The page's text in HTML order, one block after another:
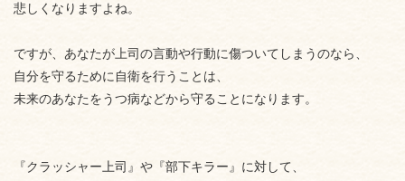
悲しくなりますよね。
ですが、あなたが上司の言動や行動に傷ついてしまうのなら、
自分を守るために自衛を行うことは、
未来のあなたをうつ病などから守ることになります。
『クラッシャー上司』や『部下キラー』に対して、